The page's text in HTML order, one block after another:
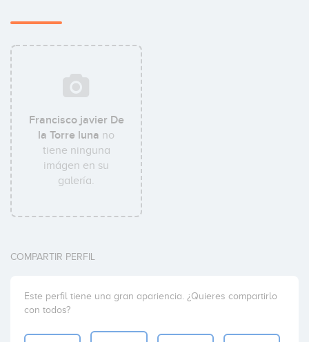
Francisco javier De
la Torre luna no
tiene ninguna
imágen en su
galería.
COMPARTIR PERFIL
Este perfil tiene una gran apariencia. ¿Quieres compartirlo
con todos?